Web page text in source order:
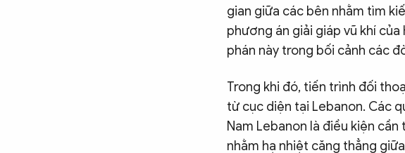
gian giữa các bên nhằm tìm
phương án giải giáp vũ khí
phán này trong bối cảnh các
Trong khi đó, tiến trình đối
từ cục diện tại Lebanon. Các
Nam Lebanon là điều kiện
nhằm hạ nhiệt căng thẳng